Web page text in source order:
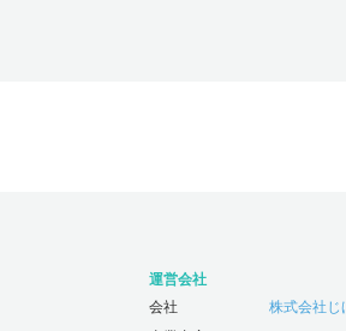
運営会社
会社
株式会社じ